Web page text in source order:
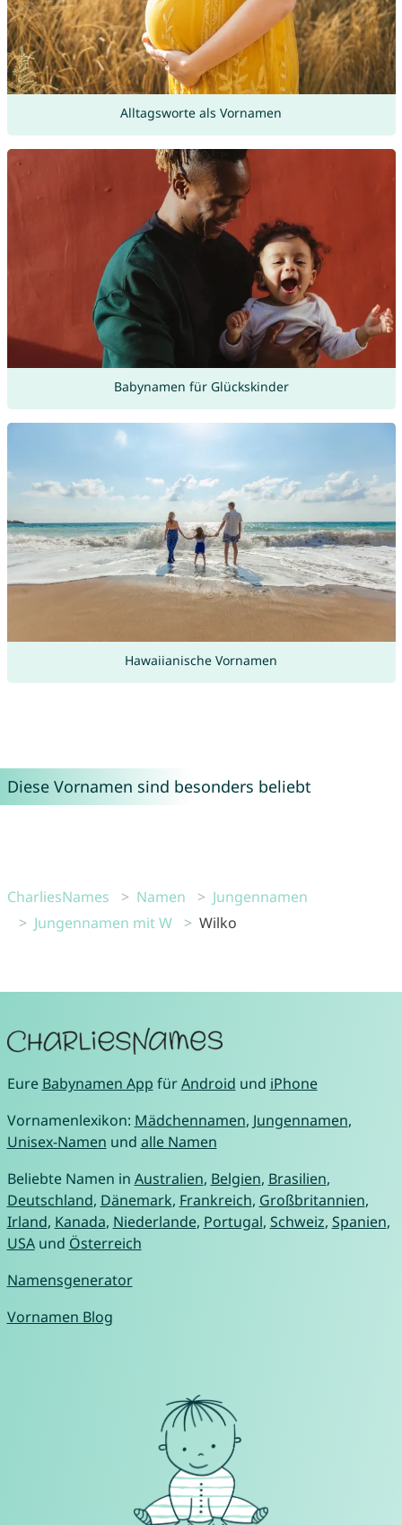
Alltagsworte als Vornamen
Babynamen für Glückskinder
Hawaiianische Vornamen
Diese Vornamen sind besonders beliebt
CharliesNames Namen
Jungennamen
Jungennamen mit W
Wilko
Eure Babynamen App fürAndroid und iPhone
Vornamenlexikon: Mädchennamen, Jungennamen,
Unisex-Namen und alle Namen
Beliebte Namen in Australien, Belgien, Brasilien,
Deutschland, Dänemark, Frankreich, Großbritannien,
Irland, Kanada, Niederlande, Portugal, Schweiz, Spanien,
USAund Österreich
Namensgenerator
Vornamen Blog